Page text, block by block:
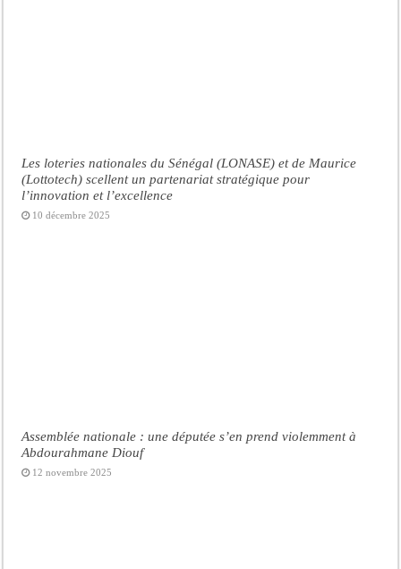
Les loteries nationales du Sénégal (LONASE) et de Maurice
(Lottotech) scellent un partenariat stratégique pour
l’innovation et l’excellence
10 décembre 2025
Assemblée nationale : une députée s’en prend violemment à
Abdourahmane Diouf
12 novembre 2025